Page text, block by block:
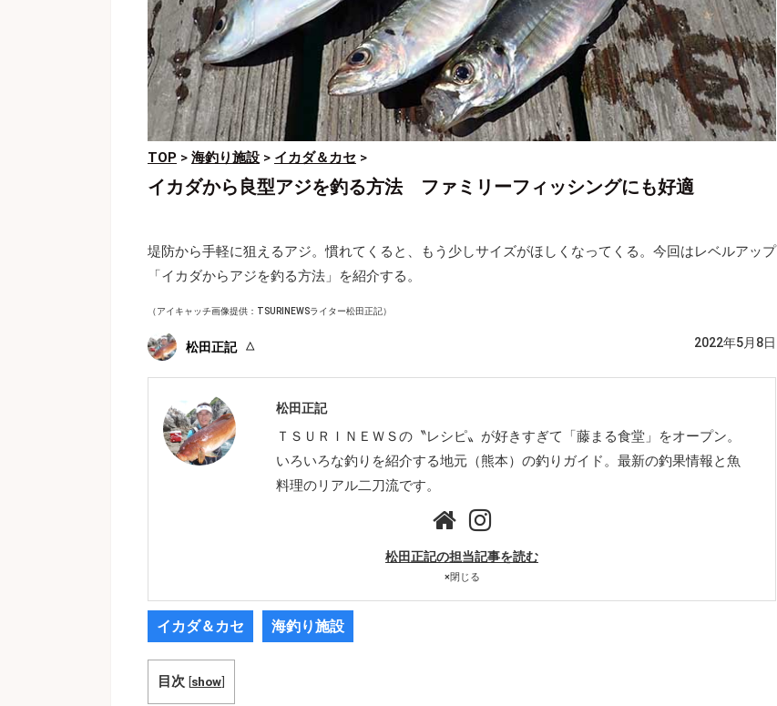
TOP > 海釣り施設 > イカダ＆カセ >
イカダから良型アジを釣る方法 ファミリーフィッシングにも好適
堤防から手軽に狙えるアジ。慣れてくると、もう少しサイズがほしくなってくる。今回はレベルアップ
「イカダからアジを釣る方法」を紹介する。
（アイキャッチ画像提供：TSURINEWSライター松田正記）
松田正記 2022年5月8日
松田正記
ＴＳＵＲＩＮＥＷＳの〝レシピ〟が好きすぎて「藤まる食堂」をオープン。
いろいろな釣りを紹介する地元（熊本）の釣りガイド。最新の釣果情報と魚
料理のリアル二刀流です。
松田正記の担当記事を読む
×閉じる
イカダ＆カセ 海釣り施設
目次 [show]